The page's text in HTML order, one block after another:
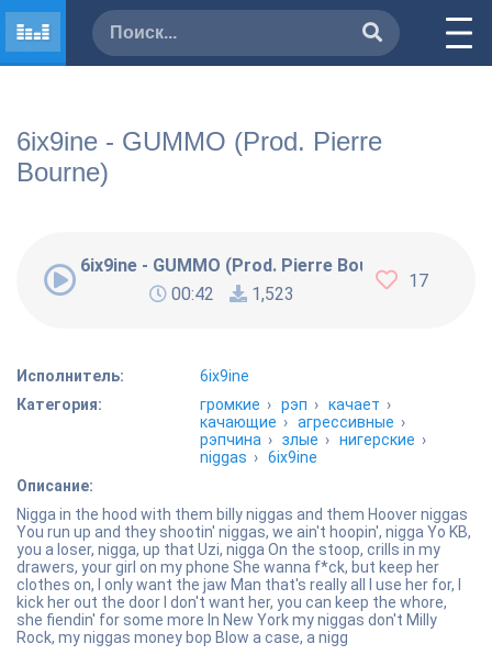
6ix9ine - GUMMO (Prod. Pierre
Bourne)
6ix9ine - GUMMO (Prod. Pierre Bourne)
00:42
1,523
17
Исполнитель:
6ix9ine
Категория:
громкие ›рэп ›качает ›
качающие ›агрессивные ›
рэпчина ›злые ›нигерские ›
niggas ›6ix9ine
Описание:
Nigga in the hood with them billy niggas and them Hoover niggas
You run up and they shootin' niggas, we ain't hoopin', nigga Yo KB,
you a loser, nigga, up that Uzi, nigga On the stoop, crills in my
drawers, your girl on my phone She wanna f*ck, but keep her
clothes on, I only want the jaw Man that's really all I use her for, I
kick her out the door I don't want her, you can keep the whore,
she fiendin' for some more In New York my niggas don't Milly
Rock, my niggas money bop Blow a case, a nigg